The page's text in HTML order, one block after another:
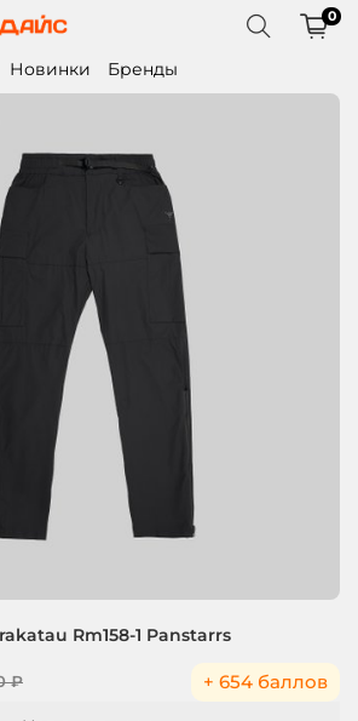
0
Новинки Бренды
Rm158-1 Panstarrs
₽ + 654 баллов